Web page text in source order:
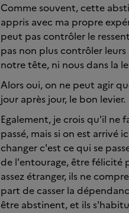
Comme souvent, cette
appris avec ma propre
peut pas contrôler le
pas non plus contrôler
notre tête, ni nous dans la
Alors oui, on ne peut agir
jour après jour, le bon levier.
Egalement, je crois qu'il ne
passé, mais si on est
changer c'est ce qui se
de l'entourage, être félicité
assez étranger, ils ne
part de casser la
être abstinent, et ils